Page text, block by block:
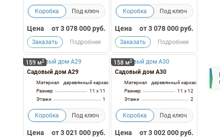
Коробка Под ключ
Цена от3 078 000руб.
Заказать Подробнее
Коробка Под ключ
Цена от3 078 000руб.
Заказать Подробнее
159 м2
Садовый дом А29
Материал
деревянный каркас
Размер
11 x 11
Этажи
1
Коробка Под ключ
Цена от3 021 000руб.
158 м2
Садовый дом А30
Материал
деревянный каркас
Размер
11 x 12
Этажи
2
Коробка Под ключ
Цена от3 002 000руб.